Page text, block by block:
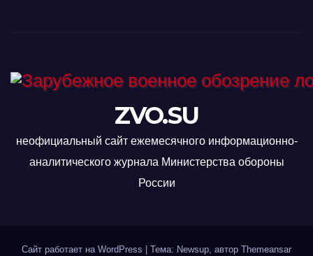
ZVO.SU
неофициальный сайт ежемесячного информационно-
аналитического журнала Министерства обороны
России
Сайт работает на WordPress Тема: Newsup, автор Themeansar